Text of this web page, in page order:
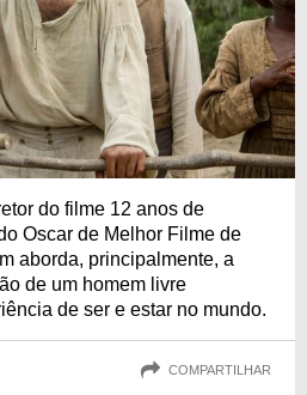
do filme 12 anos de
Oscar de Melhor Filme de
aborda, principalmente, a
de um homem livre
de ser e estar no mundo.
COMPARTILHAR